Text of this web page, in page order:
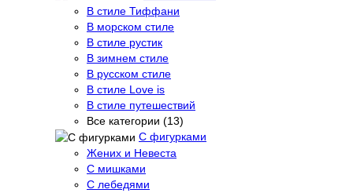
В стиле Тиффани
В морском стиле
В стиле рустик
В зимнем стиле
В русском стиле
В стиле Love is
В стиле путешествий
Все категории (13)
С фигурками
Жених и Невеста
С мишками
С лебедями